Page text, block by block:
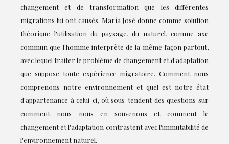
changement et de transformation que les différentes
migrations lui ont causés. María José donne comme solution
théorique l'utilisation du paysage, du naturel, comme axe
commun que l'homme interprète de la même façon partout,
avec lequel traiter le problème de changement et d'adaptation
que suppose toute expérience migratoire. Comment nous
comprenons notre environnement et quel est notre état
d'appartenance à celui-ci, où sous-tendent des questions sur
comment nous nous en souvenons et comment le
changement et l'adaptation contrastent avec l'immutabilité de
l'environnement naturel.